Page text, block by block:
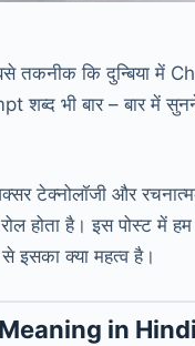
तकनीक कि दुन्बिया
शब्द भी बार – बार में
टेक्नोलॉजी और
होता है। इस पोस्ट में
इसका क्या महत्व है।
in